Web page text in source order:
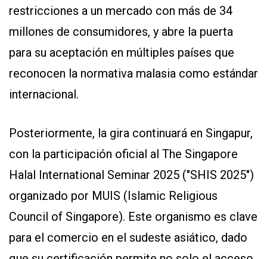
restricciones a un mercado con más de 34
millones de consumidores, y abre la puerta
para su aceptación en múltiples países que
reconocen la normativa malasia como estándar
internacional.
Posteriormente, la gira continuará en Singapur,
con la participación oficial al The Singapore
Halal International Seminar 2025 ("SHIS 2025")
organizado por MUIS (Islamic Religious
Council of Singapore). Este organismo es clave
para el comercio en el sudeste asiático, dado